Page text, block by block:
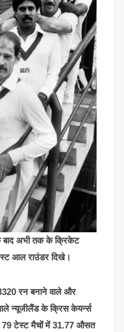
बाद अभी तक के क्रिकेट
आल राउंडर दिखे।
रन बनाने वाले और
न्यूजीलैंड के क्रिस केयर्न्स
79 टेस्ट मैचों में 31.77 औसत